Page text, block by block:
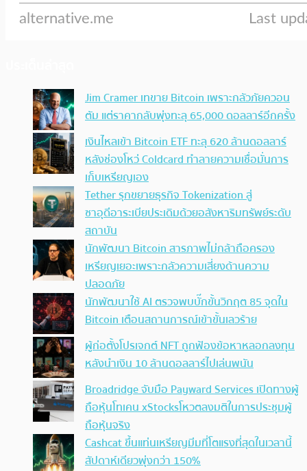
Jim Cramer เทขาย Bitcoin เพราะกลัวภัยควอน
ตัม แต่ราคากลับพุ่งทะลุ 65,000 ดอลลาร์อีกครั้ง
เงินไหลเข้า Bitcoin ETF ทะลุ 620 ล้านดอลลาร์
หลังช่องโหว่ Coldcard ทำลายความเชื่อมั่นการ
เก็บเหรียญเอง
Tether รุกขยายธุรกิจ Tokenization สู่
ซาอุดีอาระเบียประเดิมด้วยอสังหาริมทรัพย์ระดับ
สถาบัน
นักพัฒนา Bitcoin สารภาพไม่กล้าถือครอง
เหรียญเยอะเพราะกลัวความเสี่ยงด้านความ
ปลอดภัย
นักพัฒนาใช้ AI ตรวจพบบั๊กขั้นวิกฤต 85 จุดใน
Bitcoin เตือนสถานการณ์เข้าขั้นเลวร้าย
ผู้ก่อตั้งโปรเจกต์ NFT ถูกฟ้องข้อหาหลอกลงทุน
หลังนำเงิน 10 ล้านดอลลาร์ไปเล่นพนัน
Broadridge จับมือ Payward Services เปิดทางผู้
ถือหุ้นโทเคน xStocksโหวตลงมติในการประชุมผู้
ถือหุ้นจริง
Cashcat ขึ้นแท่นเหรียญมีมที่โตแรงที่สุดในเวลานี้
สัปดาห์เดียวพุ่งกว่า 150%